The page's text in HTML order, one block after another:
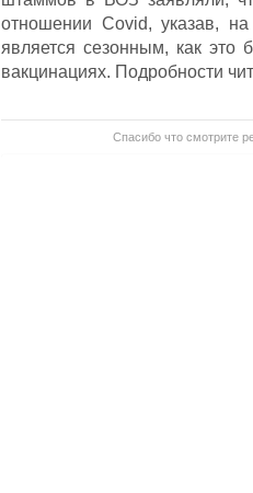
отношении Covid, указав,
является сезонным, как
вакцинациях. Подробности
Спасибо что смотрите